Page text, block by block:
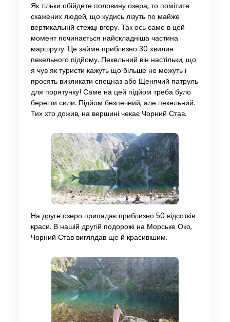
Як тільки обійдете половину озера, то помітите
скажених людей, що кудись лізуть по майже
вертикальній стежці вгору. Так ось саме в цей
момент починається найскладніша частина
маршруту. Це займе приблизно 30 хвилин
пекельного підйому. Пекельний він настільки, що
я чув як туристи кажуть що більше не можуть і
просять викликати спецназ або Щенячий патруль
для порятунку! Саме на цей підйом треба було
берегти сили. Підйом безпечний, але пекельний.
Тих хто дожив, на вершині чекає Чорний Став.
На друге озеро припадає приблизно 50 відсотків
краси. В нашій другій подорожі на Морське Око,
Чорний Став виглядав ще й красивішим.